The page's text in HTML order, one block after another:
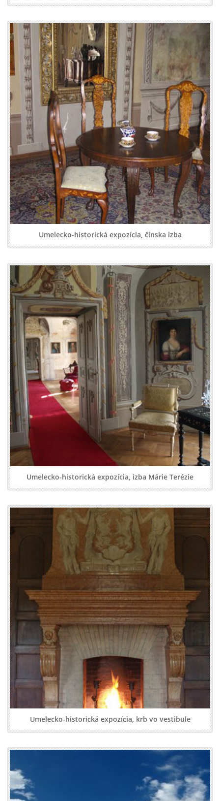
Umelecko-historická expozícia, čínska izba
Umelecko-historická expozícia, izba Márie Terézie
Umelecko-historická expozícia, krb vo vestibule